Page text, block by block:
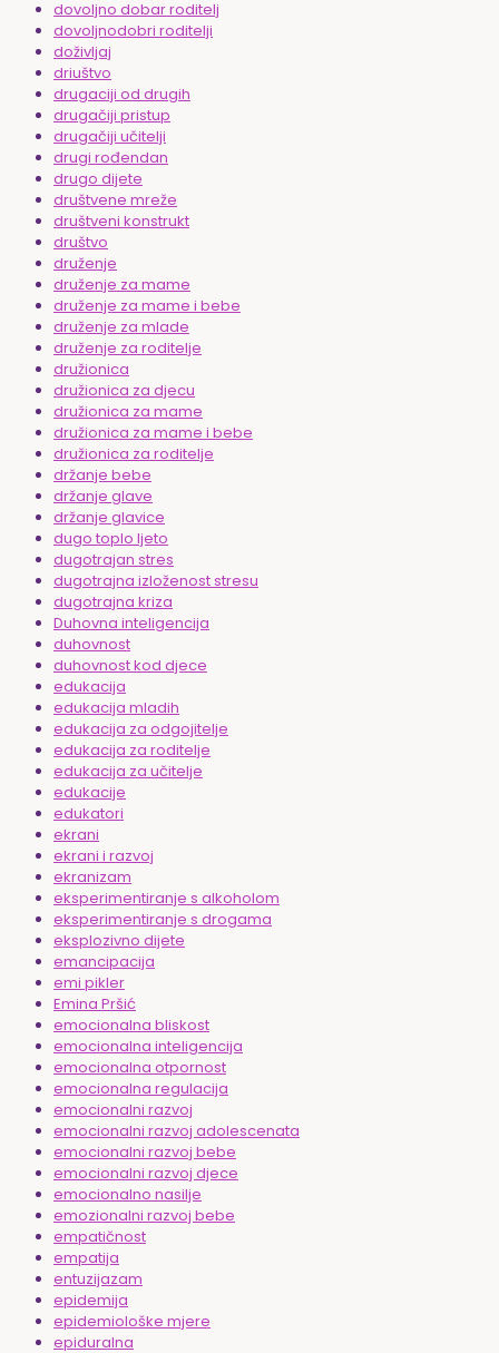
dovoljno dobar roditelj
dovoljnodobri roditelji
doživljaj
driuštvo
drugaciji od drugih
drugačiji pristup
drugačiji učitelji
drugi rođendan
drugo dijete
društvene mreže
društveni konstrukt
društvo
druženje
druženje za mame
druženje za mame i bebe
druženje za mlade
druženje za roditelje
družionica
družionica za djecu
družionica za mame
družionica za mame i bebe
družionica za roditelje
držanje bebe
držanje glave
držanje glavice
dugo toplo ljeto
dugotrajan stres
dugotrajna izloženost stresu
dugotrajna kriza
Duhovna inteligencija
duhovnost
duhovnost kod djece
edukacija
edukacija mladih
edukacija za odgojitelje
edukacija za roditelje
edukacija za učitelje
edukacije
edukatori
ekrani
ekrani i razvoj
ekranizam
eksperimentiranje s alkoholom
eksperimentiranje s drogama
eksplozivno dijete
emancipacija
emi pikler
Emina Pršić
emocionalna bliskost
emocionalna inteligencija
emocionalna otpornost
emocionalna regulacija
emocionalni razvoj
emocionalni razvoj adolescenata
emocionalni razvoj bebe
emocionalni razvoj djece
emocionalno nasilje
emozionalni razvoj bebe
empatičnost
empatija
entuzijazam
epidemija
epidemiološke mjere
epiduralna